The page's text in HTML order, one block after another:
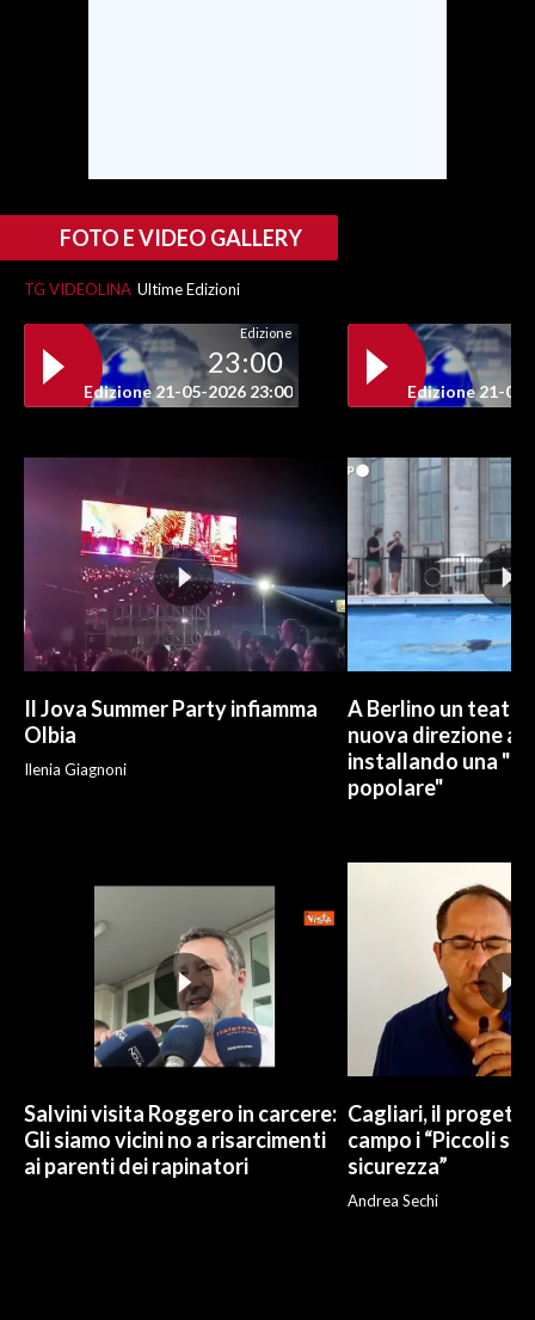
#CARAUNIONE
INSULARITÀ
ANNUNCI
NECROLOGI
PUBBLICITÀ
SPIAGGE
STORE
FOTO E VIDEO GALLERY
TG VIDEOLINA Ultime Edizioni
Edizione
23:00
Edizione 21-05-2026 23:00 Edizione 21-05-
Il Jova Summer Party infiamma
Olbia
Ilenia Giagnoni
A Berlino un
nuova direzione
installando una
popolare"
Salvini visita Roggero in carcere:
Gli siamo vicini no a risarcimenti
ai parenti dei rapinatori
Cagliari, il
campo i “Piccoli
sicurezza”
Andrea Sechi